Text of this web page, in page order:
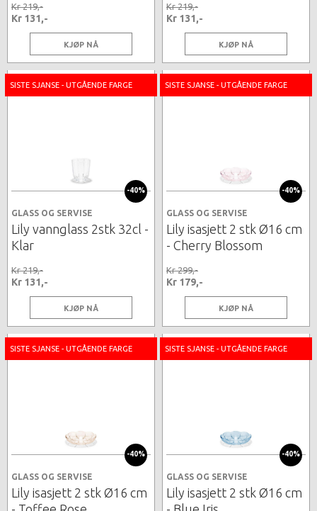
Kr 219,-
Kr 131,-
KJØP NÅ
Kr 219,-
Kr 131,-
KJØP NÅ
SISTE SJANSE - UTGÅENDE FARGE
-40%
GLASS OG SERVISE
Lily vannglass 2stk 32cl -
Klar
Kr 219,-
Kr 131,-
KJØP NÅ
SISTE SJANSE - UTGÅENDE FARGE
-40%
GLASS OG SERVISE
Lily isasjett 2 stk Ø16 cm
- Cherry Blossom
Kr 299,-
Kr 179,-
KJØP NÅ
SISTE SJANSE - UTGÅENDE FARGE
-40%
GLASS OG SERVISE
Lily isasjett 2 stk Ø16 cm
SISTE SJANSE - UTGÅENDE FARGE
-40%
GLASS OG SERVISE
Lily isasjett 2 stk Ø16 cm